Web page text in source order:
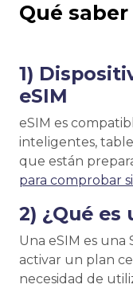
Qué
1)
eSIM
eSIM es
inteligentes,
que están
para comprobar
2) ¿Qué es
Una eSIM es
activar un plan
necesidad de